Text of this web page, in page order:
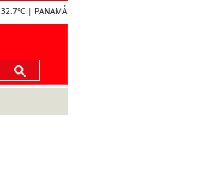
32.7°C | PANAMÁ